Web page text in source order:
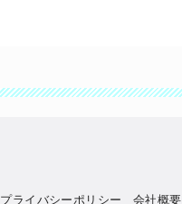
プライバシーポリシー 会社概要